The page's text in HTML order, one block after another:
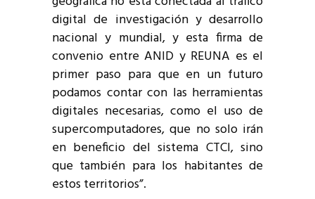
digital de investigación y desarrollo
nacional y mundial, y esta firma de
convenio entre ANID y REUNA es el
primer paso para que en un futuro
podamos contar con las herramientas
digitales necesarias, como el uso de
supercomputadores, que no solo irán
en beneficio del sistema CTCI, sino
que también para los habitantes de
estos territorios”.